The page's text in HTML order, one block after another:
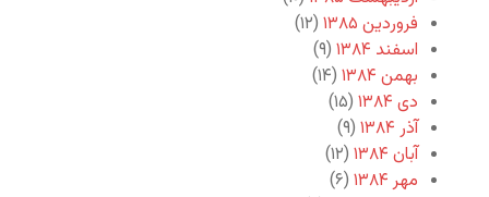
فروردین ۱۳۸۵
(۱۲)
اسفند ۱۳۸۴
(۹)
بهمن ۱۳۸۴
(۱۴)
دی ۱۳۸۴
(۱۵)
آذر ۱۳۸۴
(۹)
آبان ۱۳۸۴
(۱۲)
مهر ۱۳۸۴
(۶)